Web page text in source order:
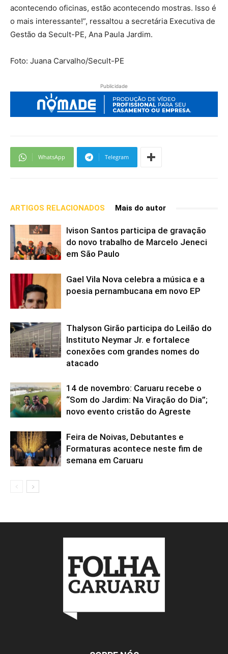
acontecendo oficinas, estão acontecendo mostras. Isso é
o mais interessante!”, ressaltou a secretária Executiva de
Gestão da Secult-PE, Ana Paula Jardim.
Foto: Juana Carvalho/Secult-PE
Publicidade
WhatsApp Telegram
ARTIGOS RELACIONADOS Mais do autor
Ivison Santos participa de gravação
do novo trabalho de Marcelo Jeneci
em São Paulo
Gael Vila Nova celebra a música e a
poesia pernambucana em novo EP
Thalyson Girão participa do Leilão do
Instituto Neymar Jr. e fortalece
conexões com grandes nomes do
atacado
14 de novembro: Caruaru recebe o
“Som do Jardim: Na Viração do Dia”;
novo evento cristão do Agreste
Feira de Noivas, Debutantes e
Formaturas acontece neste fim de
semana em Caruaru